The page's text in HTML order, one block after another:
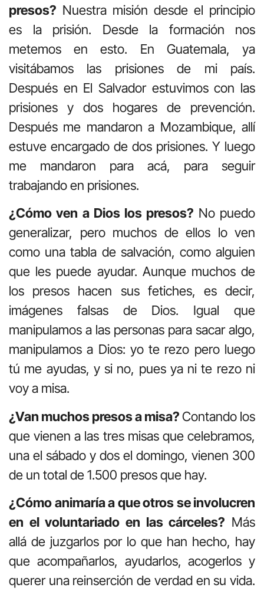
presos? Nuestra misión desde el principio
es la prisión. Desde la formación nos
metemos en esto. En Guatemala, ya
visitábamos las prisiones de mi país.
Después en El Salvador estuvimos con las
prisiones y dos hogares de prevención.
Después me mandaron a Mozambique, allí
estuve encargado de dos prisiones. Y luego
me mandaron para acá, para seguir
trabajando en prisiones.
¿Cómo ven a Dios los presos? No puedo
generalizar, pero muchos de ellos lo ven
como una tabla de salvación, como alguien
que les puede ayudar. Aunque muchos de
los presos hacen sus fetiches, es decir,
imágenes falsas de Dios. Igual que
manipulamos a las personas para sacar algo,
manipulamos a Dios: yo te rezo pero luego
tú me ayudas, y si no, pues ya ni te rezo ni
voy a misa.
¿Van muchos presos a misa?Contando los
que vienen a las tres misas que celebramos,
una el sábado y dos el domingo, vienen 300
de un total de 1.500 presos que hay.
¿Cómo animaría a que otros se involucren
en el voluntariado en las cárceles? Más
allá de juzgarlos por lo que han hecho, hay
que acompañarlos, ayudarlos, acogerlos y
querer una reinserción de verdad en su vida.